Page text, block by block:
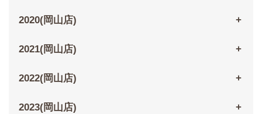
2020(岡山店)
2021(岡山店)
2022(岡山店)
2023(岡山店)